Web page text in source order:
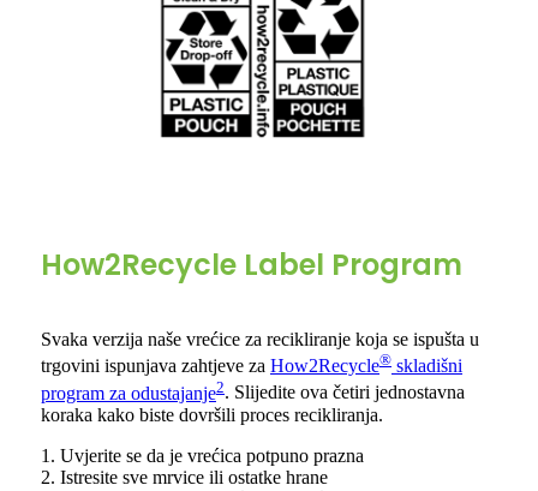
How2Recycle Label Program
Svaka verzija naše vrećice za recikliranje koja se ispušta u
trgovini ispunjava zahtjeve za How2Recycle® skladišni
program za odustajanje2. Slijedite ova četiri jednostavna
koraka kako biste dovršili proces recikliranja.
1. Uvjerite se da je vrećica potpuno prazna
2. Istresite sve mrvice ili ostatke hrane